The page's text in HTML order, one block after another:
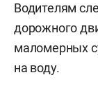
Водителям
дорожного
маломерных
на воду.